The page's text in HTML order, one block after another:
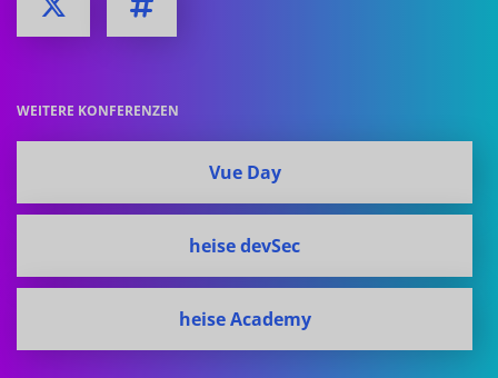
WEITERE KONFERENZEN
Vue Day
heise devSec
heise Academy